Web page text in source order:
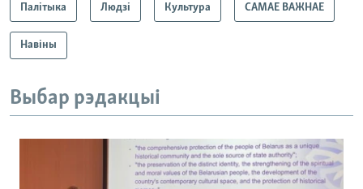
Палітыка Людзі Культура САМАЕ ВАЖНАЕ
Навіны
Выбар рэдакцыі